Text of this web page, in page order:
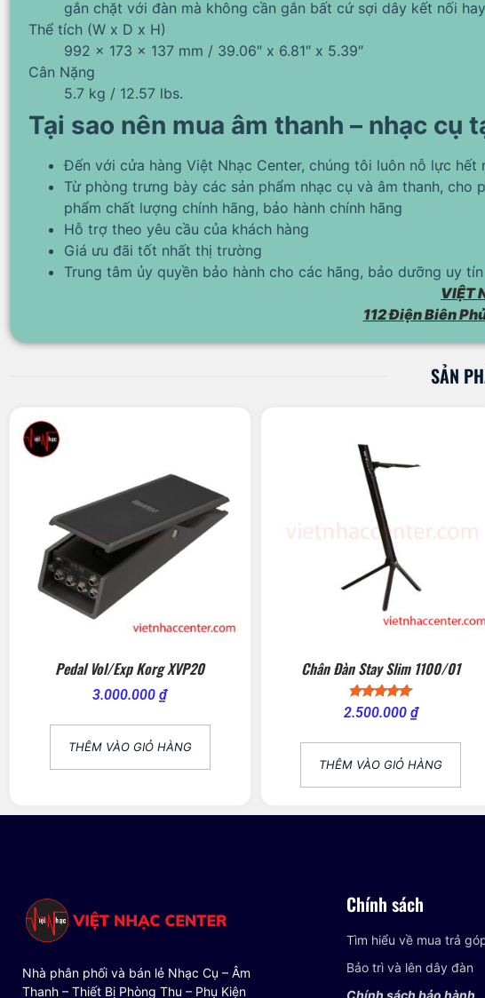
gắn chặt với đàn mà không cần gắn bất cứ sợi dây kết nối
Thể tích (W x D x H)
992 x 173 x 137 mm / 39.06″ x 6.81″ x 5.39″
Cân Nặng
5.7 kg / 12.57 lbs.
Tại sao nên mua âm thanh – nhạc cụ
Đến với cửa hàng Việt Nhạc Center, chúng tôi luôn nỗ lực
Từ phòng trưng bày các sản phẩm nhạc cụ và âm thanh, cho
phẩm chất lượng chính hãng, bảo hành chính hãng
Hỗ trợ theo yêu cầu của khách hàng
Giá ưu đãi tốt nhất thị trường
Trung tâm ủy quyền bảo hành cho các hãng, bảo dưỡng uy tín
VIỆT
112 Điện Biên
SẢN
Pedal Vol/Exp Korg XVP20
3.000.000₫
THÊM VÀO GIỎ HÀNG
Chân Đàn Stay Slim 1100/01
Được xếp
hạng
5 sao
2.500.000 ₫
THÊM VÀO GIỎ HÀNG
Nhà phân phối và bán lẻ Nhạc Cụ – Âm
Thanh – Thiết Bị Phòng Thu – Phụ Kiện
Chính sách
Tìm hiểu về mua trả
Bảo trì và lên dây đàn